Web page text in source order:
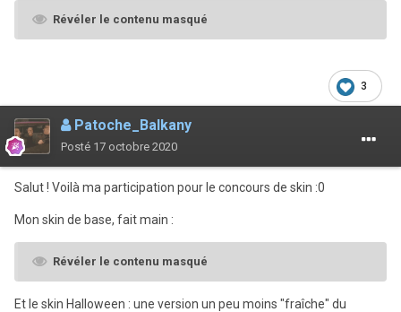
Révéler le contenu masqué
3
Patoche_Balkany
Posté 17 octobre 2020
Salut ! Voilà ma participation pour le concours de skin :0
Mon skin de base, fait main :
Révéler le contenu masqué
Et le skin Halloween : une version un peu moins "fraîche" du